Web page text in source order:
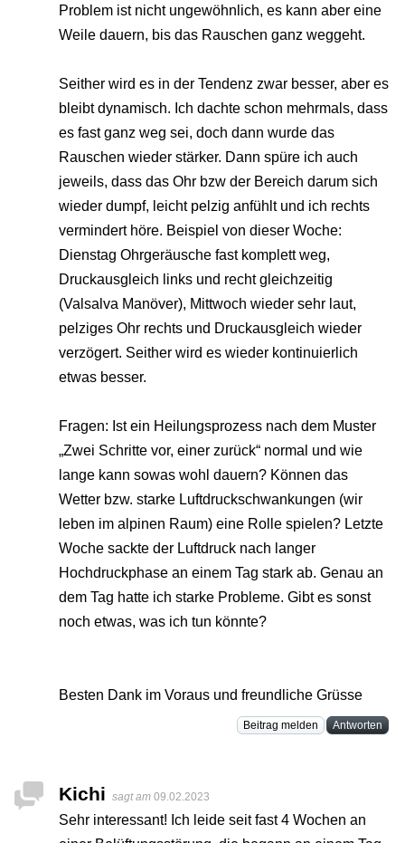
Problem ist nicht ungewöhnlich, es kann aber eine
Weile dauern, bis das Rauschen ganz weggeht.
Seither wird es in der Tendenz zwar besser, aber es
bleibt dynamisch. Ich dachte schon mehrmals, dass
es fast ganz weg sei, doch dann wurde das
Rauschen wieder stärker. Dann spüre ich auch
jeweils, dass das Ohr bzw der Bereich darum sich
wieder dumpf, leicht pelzig anfühlt und ich rechts
vermindert höre. Beispiel von dieser Woche:
Dienstag Ohrgeräusche fast komplett weg,
Druckausgleich links und recht gleichzeitig
(Valsalva Manöver), Mittwoch wieder sehr laut,
pelziges Ohr rechts und Druckausgleich wieder
verzögert. Seither wird es wieder kontinuierlich
etwas besser.
Fragen: Ist ein Heilungsprozess nach dem Muster
„Zwei Schritte vor, einer zurück“ normal und wie
lange kann sowas wohl dauern? Können das
Wetter bzw. starke Luftdruckschwankungen (wir
leben im alpinen Raum) eine Rolle spielen? Letzte
Woche sackte der Luftdruck nach langer
Hochdruckphase an einem Tag stark ab. Genau an
dem Tag hatte ich starke Probleme. Gibt es sonst
noch etwas, was ich tun könnte?
Besten Dank im Voraus und freundliche Grüsse
Beitrag melden Antworten
Kichi sagt am 09.02.2023
Sehr interessant! Ich leide seit fast 4 Wochen an